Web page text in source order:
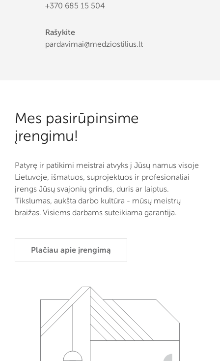
+370 685 15 504
Rašykite
pardavimai@medziostilius.lt
Mes pasirūpinsime
įrengimu!
Patyrę ir patikimi meistrai atvyks į Jūsų namus visoje
Lietuvoje, išmatuos, suprojektuos ir profesionaliai
įrengs Jūsų svajonių grindis, duris ar laiptus.
Tikslumas, aukšta darbo kultūra - mūsų meistrų
braižas. Visiems darbams suteikiama garantija.
Plačiau apie įrengimą